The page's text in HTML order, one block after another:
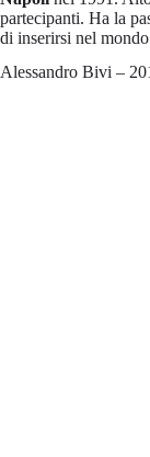
partecipanti. Ha la
di inserirsi nel
Alessandro Bivi –